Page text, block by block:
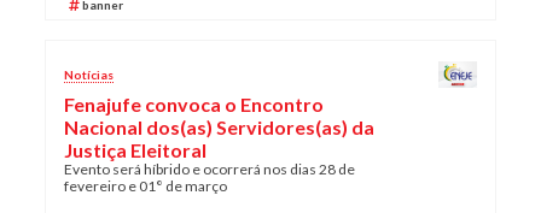
banner
Notícias
Fenajufe convoca o Encontro
Nacional dos(as) Servidores(as) da
Justiça Eleitoral
Evento será híbrido e ocorrerá nos dias 28 de
fevereiro e 01° de março